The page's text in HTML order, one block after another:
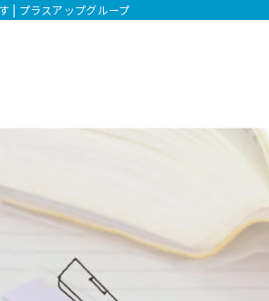
| プラスアップグループ